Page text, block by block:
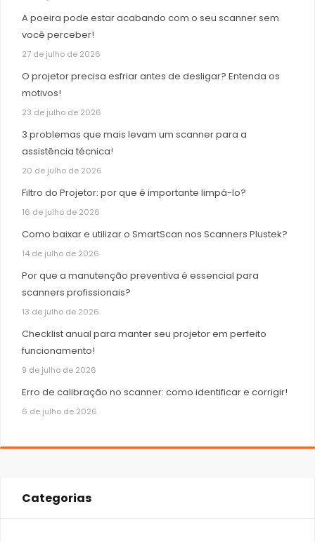
A poeira pode estar acabando com o seu scanner sem
você perceber!
27 de julho de 2026
O projetor precisa esfriar antes de desligar? Entenda os
motivos!
23 de julho de 2026
3 problemas que mais levam um scanner para a
assistência técnica!
20 de julho de 2026
Filtro do Projetor: por que é importante limpá-lo?
16 de julho de 2026
Como baixar e utilizar o SmartScan nos Scanners Plustek?
14 de julho de 2026
Por que a manutenção preventiva é essencial para
scanners profissionais?
13 de julho de 2026
Checklist anual para manter seu projetor em perfeito
funcionamento!
9 de julho de 2026
Erro de calibração no scanner: como identificar e corrigir!
6 de julho de 2026
Categorias